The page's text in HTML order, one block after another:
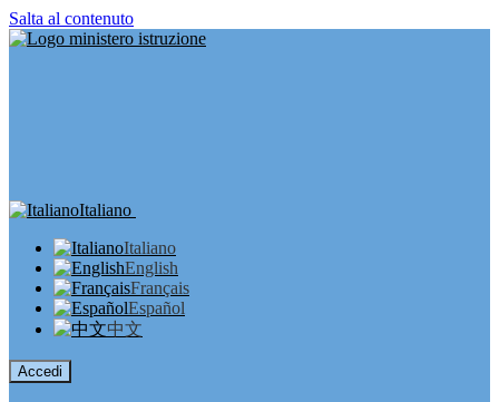
Salta al contenuto
Italiano
Italiano
English
Français
Español
中文
Accedi